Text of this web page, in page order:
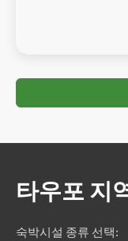
타우포 지
숙박시설 종류 선택: